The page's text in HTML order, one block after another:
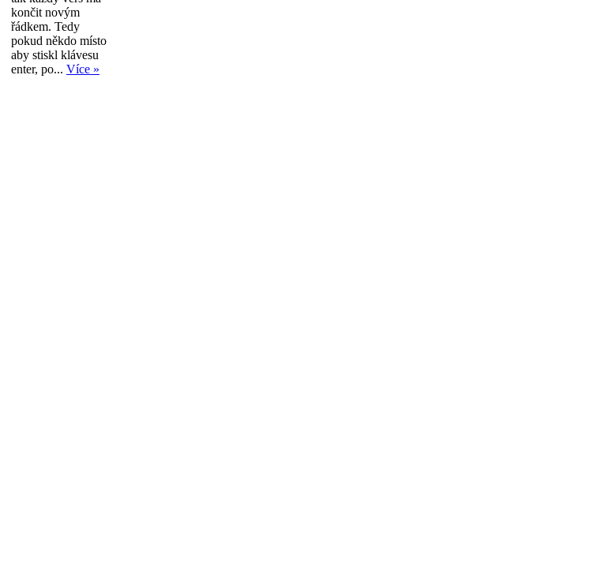
končit novým
řádkem. Tedy
pokud někdo místo
aby stiskl klávesu
enter, po... Více »